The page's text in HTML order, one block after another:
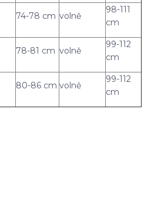
74-78 cm volně
98-111
cm
78-81 cm volně
99-112
cm
80-86 cm volně
99-112
cm